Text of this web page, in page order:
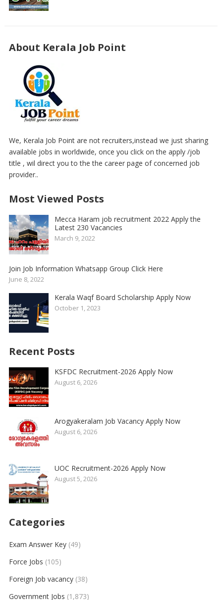
About Kerala Job Point
We, Kerala Job Point are not recruiters,instead we just sharing
available jobs in worldwide, once you click on the apply /job
title , wil direct you to the the career page of concerned job
provider..
Most Viewed Posts
Mecca Haram job recruitment 2022 Apply the
Latest 230 Vacancies
March 9, 2022
Join Job Information Whatsapp Group Click Here
June 8, 2022
Kerala Waqf Board Scholarship Apply Now
October 1, 2023
Recent Posts
KSFDC Recruitment-2026 Apply Now
August 6, 2026
Arogyakeralam Job Vacancy Apply Now
August 6, 2026
UOC Recruitment-2026 Apply Now
August 5, 2026
Categories
Exam Answer Key(49)
Force Jobs (105)
Foreign Job vacancy(38)
Government Jobs (1,873)